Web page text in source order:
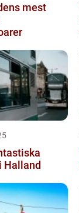
mest
Halland